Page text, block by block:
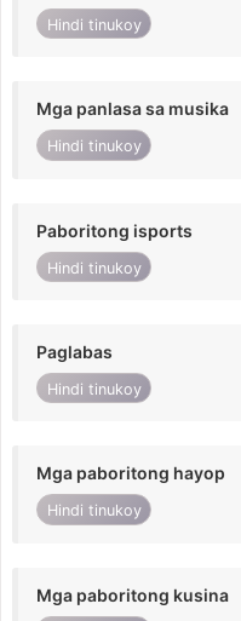
Hindi tinukoy
Mga panlasa sa musika
Hindi tinukoy
Paboritong isports
Hindi tinukoy
Paglabas
Hindi tinukoy
Mga paboritong hayop
Hindi tinukoy
Mga paboritong kusina